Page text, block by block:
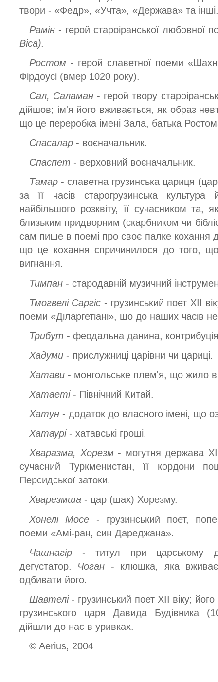
твори - «Федр», «Учта», «Держава» та
Рамін - герой староіранської любовної
Віса).
Ростом - герой славетної поеми
Фірдоусі (вмер 1020 року).
Сал, Саламан - герой твору
дійшов; ім'я його вживається, як образ
що це переробка імені Зала, батька
Спасалар - воєначальник.
Спаспет - верховний воєначальник.
Тамар - славетна грузинська цариця
за її часів старогрузинська
найбільшого розквіту, її сучасником та,
близьким придворним (скарбником чи
сам пише в поемі про своє палке кохання
що це кохання спричинилося до того,
вигнання.
Тимпан - стародавній музичний
Тмогвелі Саргіс - грузинський поет XII
поеми «Діларгетіані», що до наших часів
Трибут - феодальна данина,
Хадуми - прислужниці царівни чи цариці.
Хатави - монгольське плем'я, що жило в
Хатаеті - Північний Китай.
Хатун - додаток до власного імені, що
Хатаурі - хатавські гроші.
Хваразма, Хорезм - могутня держава
сучасний Туркменистан, її кордони
Персидської затоки.
Хварезмша - цар (шах) Хорезму.
Хонелі Мосе - грузинський поет,
поеми «Амі-ран, син Дареджана».
Чашнагір - титул при царському
дегустатор. Чоган - клюшка, яка
одбивати його.
Шавтелі - грузинський поет XII віку;
грузинського царя Давида Будівника
дійшли до нас в уривках.
© Aerius, 2004